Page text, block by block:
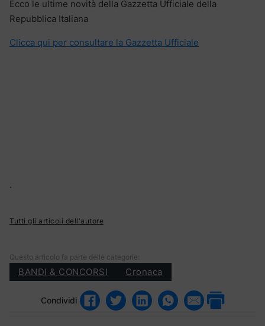
Ecco le ultime novità della Gazzetta Ufficiale della
Repubblica Italiana
Clicca qui per consultare la Gazzetta Ufficiale
.
Tutti gli articoli dell'autore
Questo articolo fa parte delle categorie:
BANDI & CONCORSI Cronaca
Condividi